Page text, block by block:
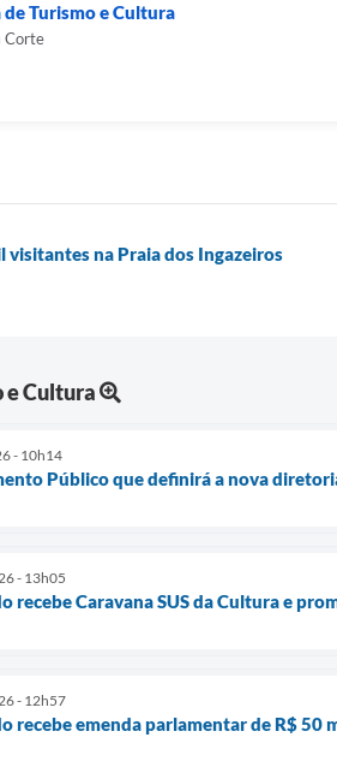
de Turismo e Cultura
Corte
visitantes na Praia dos Ingazeiros
e Cultura
- 10h14
Público que definirá a nova
- 13h05
recebe Caravana SUS da Cultura e
- 12h57
recebe emenda parlamentar de R$ 50